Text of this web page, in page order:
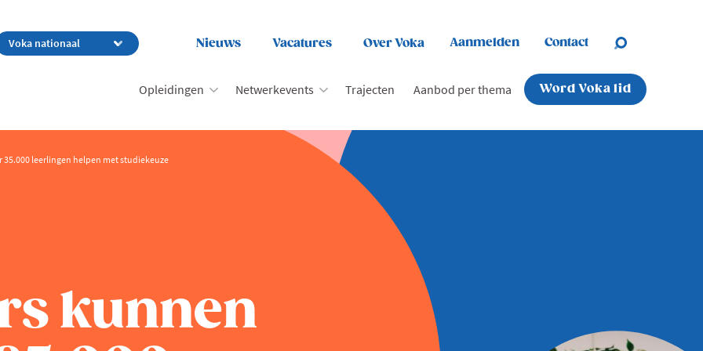
Nieuws Vacatures Over Voka Aanmelden Contact
Opleidingen Netwerkevents Trajecten Aanbod per thema Word Voka lid
35.000 leerlingen helpen met studiekeuze
kunnen